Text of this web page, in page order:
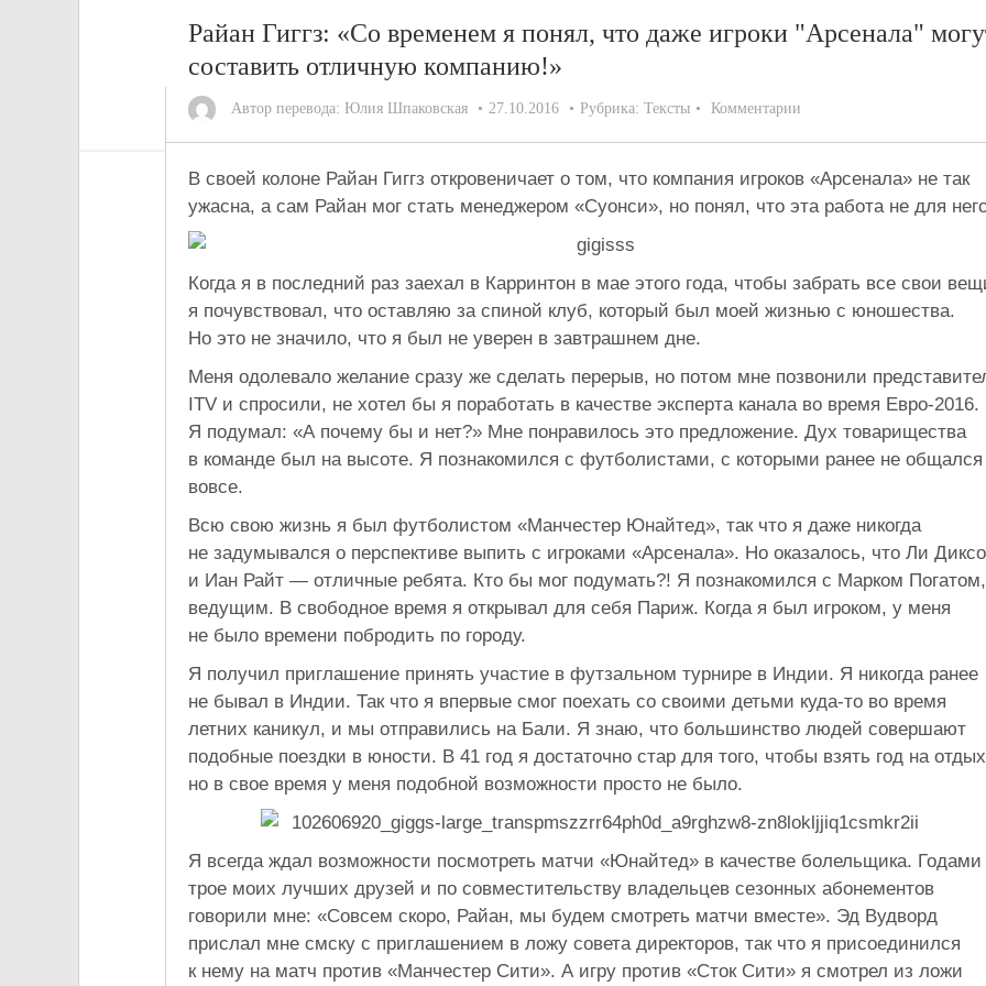
Райан Гиггз: «Со временем я понял, что даже игроки "Арсенала"
составить отличную компанию!»
Автор перевода: Юлия Шпаковская 27.10.2016 Рубрика: Тексты Комментарии
В своей колоне Райан Гиггз откровеничает о том, что компания игроков «Арсенала» не так
ужасна, а сам Райан мог стать менеджером «Суонси», но понял, что эта работа не для
Когда я в последний раз заехал в Карринтон в мае этого года, чтобы забрать все свои
я почувствовал, что оставляю за спиной клуб, который был моей жизнью с юношества.
Но это не значило, что я был не уверен в завтрашнем дне.
Меня одолевало желание сразу же сделать перерыв, но потом мне позвонили
ITV и спросили, не хотел бы я поработать в качестве эксперта канала во время Евро-2016.
Я подумал: «А почему бы и нет?» Мне понравилось это предложение. Дух товарищества
в команде был на высоте. Я познакомился с футболистами, с которыми ранее не общался
вовсе.
Всю свою жизнь я был футболистом «Манчестер Юнайтед», так что я даже никогда
не задумывался о перспективе выпить с игроками «Арсенала». Но оказалось, что Ли
и Иан Райт — отличные ребята. Кто бы мог подумать?! Я познакомился с Марком Погатом,
ведущим. В свободное время я открывал для себя Париж. Когда я был игроком, у меня
не было времени побродить по городу.
Я получил приглашение принять участие в футзальном турнире в Индии. Я никогда ранее
не бывал в Индии. Так что я впервые смог поехать со своими детьми куда-то во время
летних каникул, и мы отправились на Бали. Я знаю, что большинство людей совершают
подобные поездки в юности. В 41 год я достаточно стар для того, чтобы взять год на
но в свое время у меня подобной возможности просто не было.
Я всегда ждал возможности посмотреть матчи «Юнайтед» в качестве болельщика. Годами
трое моих лучших друзей и по совместительству владельцев сезонных абонементов
говорили мне: «Совсем скоро, Райан, мы будем смотреть матчи вместе». Эд Вудворд
прислал мне смску с приглашением в ложу совета директоров, так что я присоединился
к нему на матч против «Манчестер Сити». А игру против «Сток Сити» я смотрел из ложи